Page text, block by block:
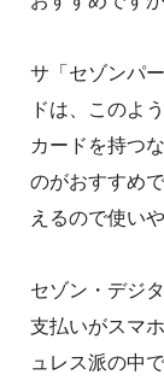
サ「セゾンパ
ドは、このよ
カードを持つ
のがおすすめ
えるので使い
セゾン・デジ
支払いがスマ
ュレス派の中